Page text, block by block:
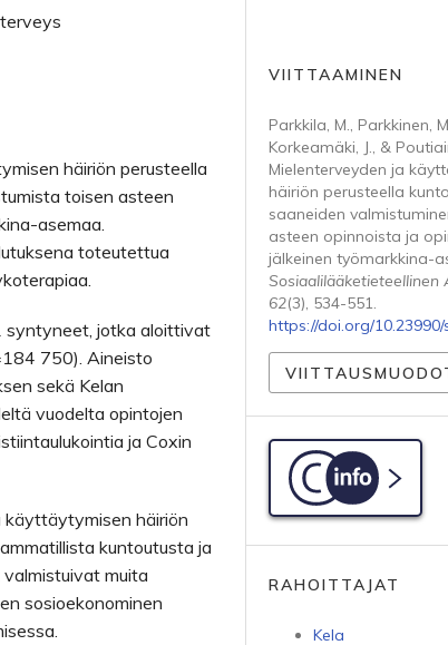
häiriön perusteella
toisen asteen
asemaa.
toteutettua
syntyneet, jotka aloittivat
750). Aineisto
sekä Kelan
vuodelta opintojen
ja Coxin
häiriön
kuntoutusta ja
muita
sosioekonominen
VIITTAAMINEN
Parkkila, M., Parkkinen,
Korkeamäki, J., &
Mielenterveyden ja
häiriön perusteella
saaneiden
asteen opinnoista ja
jälkeinen työmarkkina-
Sosiaalilääketieteellinen
62(3), 534-551.
https://doi.org/10.23990/
C-info
RAHOITTAJAT
Kela